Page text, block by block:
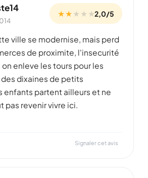
★ ★★ ★ ★2,0/5
ville se modernise, mais perd
de proximite, l'insecurité
enleve les tours pour les
dixaines de petits
enfants partent ailleurs et ne
pas revenir vivre ici.
Signaler cet avis